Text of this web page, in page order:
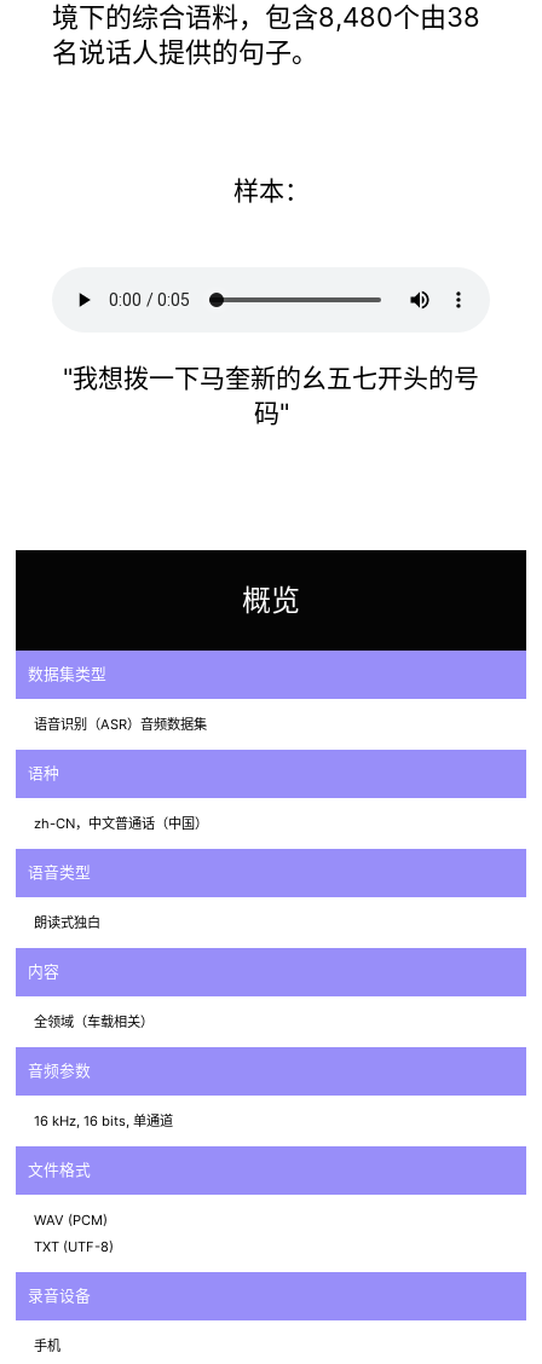
境下的综合语料，包含8,480个由38
名说话人提供的句子。
样本：
"我想拨一下马奎新的幺五七开头的号
码"
概览
数据集类型
语音识别（ASR）音频数据集
语种
zh-CN，中文普通话（中国）
语音类型
朗读式独白
内容
全领域（车载相关）
音频参数
16 kHz, 16 bits, 单通道
文件格式
WAV (PCM)
TXT (UTF-8)
录音设备
手机